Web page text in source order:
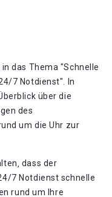
das Thema "Schnelle
7 Notdienst". In
über die
des
um die Uhr zur
dass der
7 Notdienst schnelle
rund um Ihre